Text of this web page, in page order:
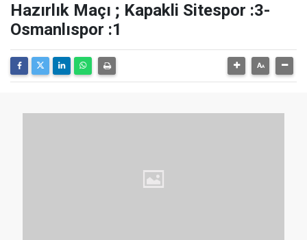
Hazırlık Maçı ; Kapakli Sitespor :3-
Osmanlıspor :1